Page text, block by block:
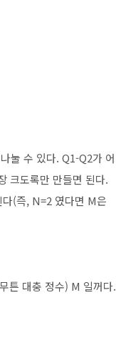
눌 수 있다. Q1-Q2가 어
크도록만 만들면 된다.
(즉, N=2 였다면 M은
튼 대충 정수) M 일꺼다.